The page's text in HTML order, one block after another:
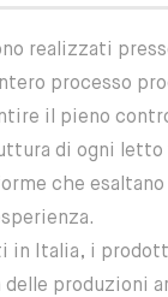
realizzati
processo
il pieno
di ogni letto
che esaltano
in Italia, i
produzioni